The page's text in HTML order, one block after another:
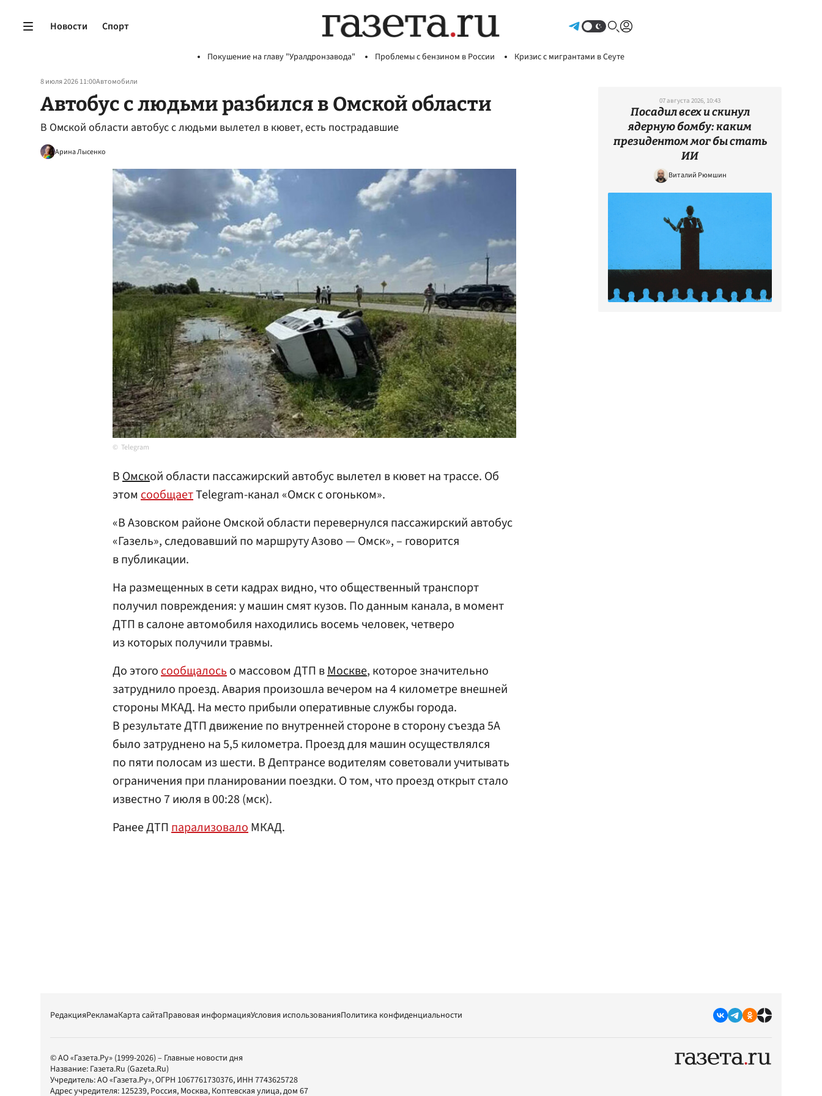
Новости Спорт
Покушение на главу "Уралдронзавода" Проблемы с бензином в России Кризис с мигрантами в Сеуте
8 июля 2026 11:00Автомобили
Автобус с людьми разбился в Омской области
В Омской области автобус с людьми вылетел в кювет, есть пострадавшие
Арина Лысенко
Telegram
ВОмской области пассажирский автобус вылетел в кювет на трассе. Об
этом сообщаетTelegram-канал «Омск с огоньком».
«В Азовском районе Омской области перевернулся пассажирский автобус
«Газель», следовавший по маршруту Азово — Омск», – говорится
в публикации.
На размещенных в сети кадрах видно, что общественный транспорт
получил повреждения: у машин смят кузов. По данным канала, в момент
ДТП в салоне автомобиля находились восемь человек, четверо
из которых получили травмы.
До этогосообщалосьо массовом ДТП вМоскве, которое значительно
затруднило проезд. Авария произошла вечером на 4 километре внешней
стороны МКАД. На место прибыли оперативные службы города.
В результате ДТП движение по внутренней стороне в сторону съезда 5А
было затруднено на 5,5 километра. Проезд для машин осуществлялся
по пяти полосам из шести. В Дептрансе водителям советовали учитывать
ограничения при планировании поездки. О том, что проезд открыт стало
известно 7 июля в 00:28 (мск).
Ранее ДТП парализовалоМКАД.
07 августа 2026, 10:43
Посадил всех и скинул
ядерную бомбу: каким
президентом мог бы стать
ИИ
Виталий Рюмшин
РедакцияРекламаКарта сайтаПравовая информацияУсловия использованияПолитика конфиденциальности
© АО «Газета.Ру» (1999-2026) – Главные новости дня
Название: Газета.Ru (Gazeta.Ru)
Учредитель:АО «Газета.Ру», ОГРН 1067761730376, ИНН 7743625728
Адрес учредителя: 125239, Россия, Москва, Коптевская улица, дом 67